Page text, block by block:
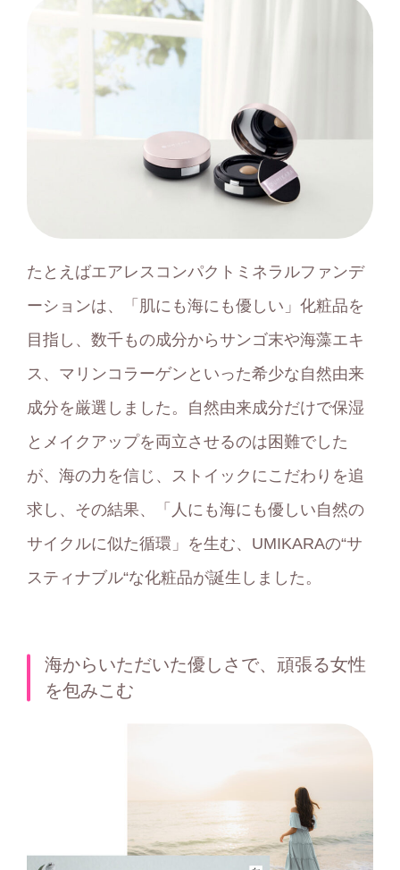
たとえばエアレスコンパクトミネラルファンデ
ーションは、「肌にも海にも優しい」化粧品を
目指し、数千もの成分からサンゴ末や海藻エキ
ス、マリンコラーゲンといった希少な自然由来
成分を厳選しました。自然由来成分だけで保湿
とメイクアップを両立させるのは困難でした
が、海の力を信じ、ストイックにこだわりを追
求し、その結果、「人にも海にも優しい自然の
サイクルに似た循環」を生む、UMIKARAの“サ
スティナブル“な化粧品が誕生しました。
海からいただいた優しさで、 頑張る女性
を包みこむ